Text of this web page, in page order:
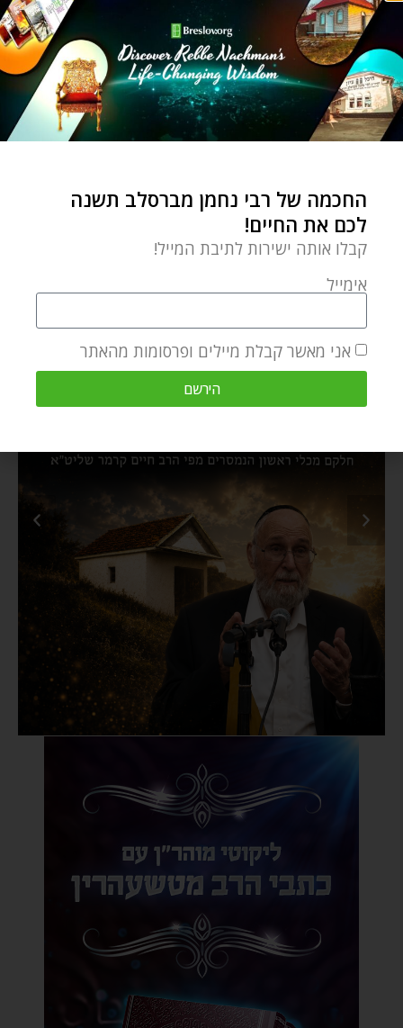
החכמה של רבי נחמן מברסלב תשנה
לכם את החיים!
קבלו אותה ישירות לתיבת המייל!
אימייל
אני מאשר קבלת מיילים ופרסומות מהאתר
הירשם